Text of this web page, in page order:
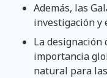
Además, las
investigación y
La designación
importancia
natural para